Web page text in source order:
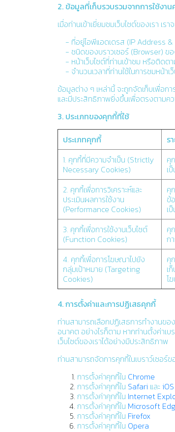
2. ข้อมูลที่เก็บรวบรวมจากการใช้งา
เมื่อท่านเข้าเยี่ยมชมเว็บไซต์ของเรา เ
- ที่อยู่ไอพีแอดเดรส (IP Address
- ชนิดของบราวเซอร์ (Browser) ข
- หน้าเว็บไซต์ที่ท่านเข้าชม หรือติดตา
- จำนวนเวลาที่ท่านใช้ในการชมหน้า
ข้อมูลต่าง ๆ เหล่านี้ จะถูกจัดเก็บเพื่อก
และมีประสิทธิภาพยิ่งขึ้นเพื่อตรงตามค
3. ประเภทของคุกกี้ที่ใช้
ประเภทคุกกี้
ร
1. คุกกี้ที่มีความจำเป็น (Strictly
Necessary Cookies)
คุ
เ
2. คุกกี้เพื่อการวิเคราะห์และ
ประเมินผลการใช้งาน
(Performance Cookies)
คุ
ข้
เ
3. คุกกี้เพื่อการใช้งานเว็บไซต์
(Function Cookies)
คุ
ก
4. คุกกี้เพื่อการโฆษณาไปยัง
กลุ่มเป้าหมาย (Targeting
Cookies)
คุ
เ
โ
4. การตั้งค่าและการปฏิเสธคุกกี้
ท่านสามารถเลือกปฏิเสธการทำงานข
อนาคต อย่างไรก็ตาม หากท่านตั้งค่าเ
เว็บไซต์ของเราได้อย่างมีประสิทธิภาพ
ท่านสามารถจัดการคุกกี้ในเบราว์เซอ
การตั้งค่าคุกกี้ใน Chrome
การตั้งค่าคุกกี้ใน Safari และ iOS
การตั้งค่าคุกกี้ใน Internet
การตั้งค่าคุกกี้ใน Microsoft
การตั้งค่าคุกกี้ใน Firefox
การตั้งค่าคุกกี้ใน Opera